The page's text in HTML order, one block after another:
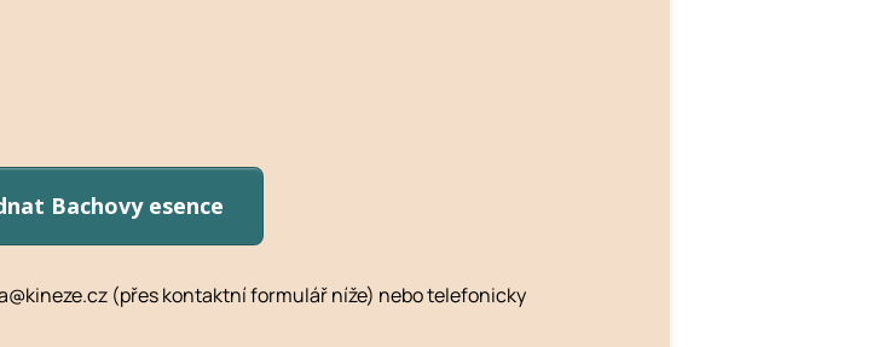
Bachovy esence
(přes kontaktní formulář níže) nebo telefonicky